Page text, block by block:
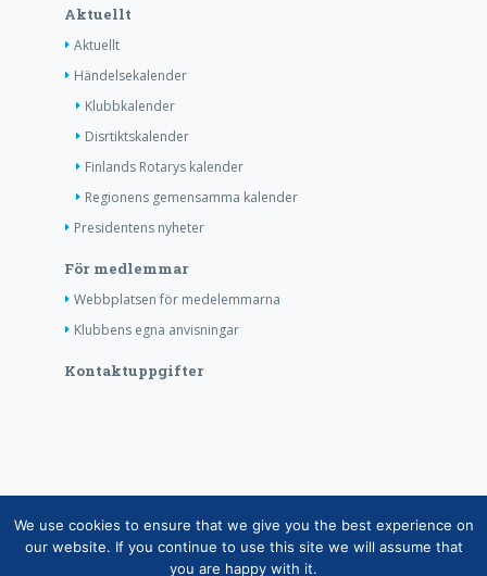
Aktuellt
Aktuellt
Händelsekalender
Klubbkalender
Disrtiktskalender
Finlands Rotarys kalender
Regionens gemensamma kalender
Presidentens nyheter
För medlemmar
Webbplatsen för medelemmarna
Klubbens egna anvisningar
Kontaktuppgifter
Copyright © Finlands Rotaryservice rf 2026 |
Medelemsdatabasens datasäkerhetsanvisning|
Behandlingen av personuppgifter inom rotaryverksamheten
We use cookies to ensure that we give you the best experience on
our website. If you continue to use this site we will assume that
you are happy with it.